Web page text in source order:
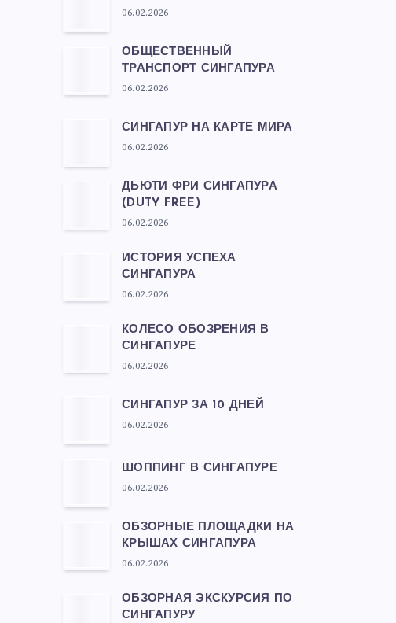
06.02.2026
ОБЩЕСТВЕННЫЙ
ТРАНСПОРТ СИНГАПУРА
06.02.2026
СИНГАПУР НА КАРТЕ МИРА
06.02.2026
ДЬЮТИ ФРИ СИНГАПУРА
(DUTY FREE)
06.02.2026
ИСТОРИЯ УСПЕХА
СИНГАПУРА
06.02.2026
КОЛЕСО ОБОЗРЕНИЯ В
СИНГАПУРЕ
06.02.2026
СИНГАПУР ЗА 10 ДНЕЙ
06.02.2026
ШОППИНГ В СИНГАПУРЕ
06.02.2026
ОБЗОРНЫЕ ПЛОЩАДКИ НА
КРЫШАХ СИНГАПУРА
06.02.2026
ОБЗОРНАЯ ЭКСКУРСИЯ ПО
СИНГАПУРУ